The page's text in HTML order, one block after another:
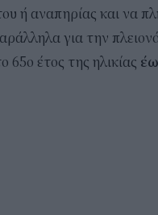
ή αναπηρίας και να
για την
65ο έτος της ηλικίας